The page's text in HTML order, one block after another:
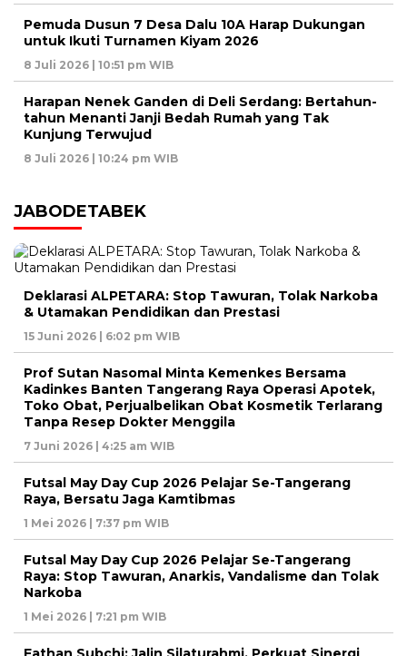
Pemuda Dusun 7 Desa Dalu 10A Harap Dukungan
untuk Ikuti Turnamen Kiyam 2026
8 Juli 2026 | 10:51 pm WIB
Harapan Nenek Ganden di Deli Serdang: Bertahun-
tahun Menanti Janji Bedah Rumah yang Tak
Kunjung Terwujud
8 Juli 2026 | 10:24 pm WIB
JABODETABEK
Deklarasi ALPETARA: Stop Tawuran, Tolak Narkoba
& Utamakan Pendidikan dan Prestasi
15 Juni 2026 | 6:02 pm WIB
Prof Sutan Nasomal Minta Kemenkes Bersama
Kadinkes Banten Tangerang Raya Operasi Apotek,
Toko Obat, Perjualbelikan Obat Kosmetik Terlarang
Tanpa Resep Dokter Menggila
7 Juni 2026 | 4:25 am WIB
Futsal May Day Cup 2026 Pelajar Se-Tangerang
Raya, Bersatu Jaga Kamtibmas
1 Mei 2026 | 7:37 pm WIB
Futsal May Day Cup 2026 Pelajar Se-Tangerang
Raya: Stop Tawuran, Anarkis, Vandalisme dan Tolak
Narkoba
1 Mei 2026 | 7:21 pm WIB